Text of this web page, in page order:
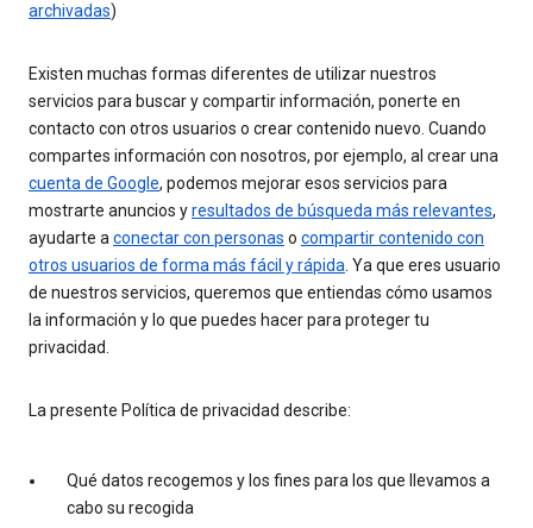
archivadas)
Existen muchas formas diferentes de utilizar nuestros
servicios para buscar y compartir información, ponerte en
contacto con otros usuarios o crear contenido nuevo. Cuando
compartes información con nosotros, por ejemplo, al crear una
cuenta de Google, podemos mejorar esos servicios para
mostrarte anuncios yresultados de búsqueda más relevantes,
ayudarte aconectar con personas o compartir contenido con
otros usuarios de forma más fácil y rápida. Ya que eres usuario
de nuestros servicios, queremos que entiendas cómo usamos
la información y lo que puedes hacer para proteger tu
privacidad.
La presente Política de privacidad describe:
Qué datos recogemos y los fines para los que llevamos a
cabo su recogida